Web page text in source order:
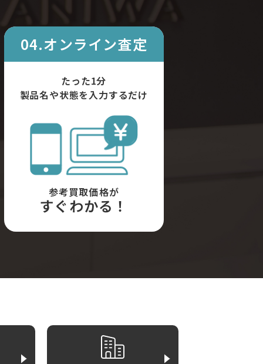
04.オンライン査定
たった1分
製品名や状態を入力するだけ
参考買取価格が
すぐわかる！